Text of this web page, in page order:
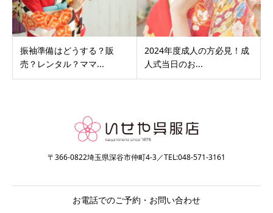
振袖準備はどうする？販
売？レンタル？ママ...
2024年度成人の方必見！成
人式当日のお...
〒366-0822埼玉県深谷市仲町4-3／TEL:048-571-3161
お電話でのご予約・お問い合わせ